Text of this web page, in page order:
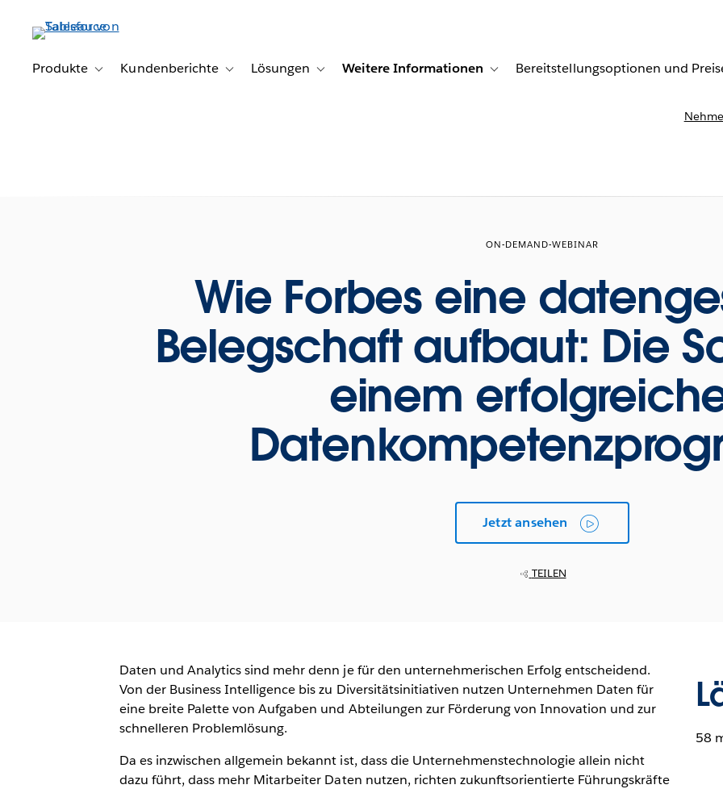
Produkte
Toggle sub-navigation for Produkte
Kundenberichte Toggle sub-navigation for Kundenberichte
Lösungen Toggle sub-navigation for Lösungen
Weitere Informationen Toggle sub-navigation for Weitere Informationen
Bereitstellungsoptionen und
ON-DEMAND-WEBINAR
Wie Forbes eine
Belegschaft aufbaut: Die
einem
Jetzt ansehen
TEILEN
Daten und Analytics sind mehr denn je für den unternehmerischen Erfolg entscheidend.
Von der Business Intelligence bis zu Diversitätsinitiativen nutzen Unternehmen Daten für
eine breite Palette von Aufgaben und Abteilungen zur Förderung von Innovation und zur
schnelleren Problemlösung.
Da es inzwischen allgemein bekannt ist, dass die Unternehmenstechnologie allein nicht
dazu führt, dass mehr Mitarbeiter Daten nutzen, richten zukunftsorientierte Führungskräfte
58